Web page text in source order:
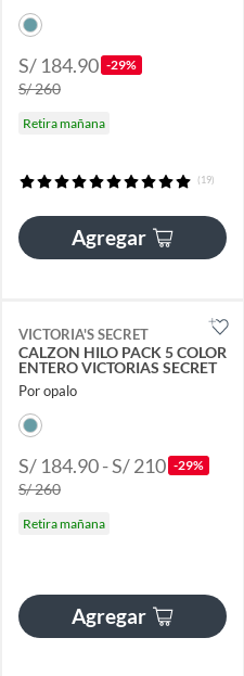
S/ 184.90 -29%
S/ 260
Retira mañana
(19)
Agregar
VICTORIA'S SECRET
CALZON HILO PACK 5 COLOR
ENTERO VICTORIAS SECRET
Por opalo
S/ 184.90 - S/ 210 -29%
S/ 260
Retira mañana
Agregar